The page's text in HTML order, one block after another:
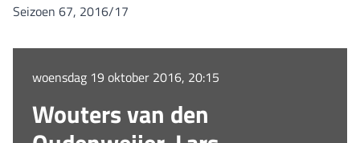
Seizoen 67, 2016/17
woensdag 19 oktober 2016, 20:15
Wouters van den